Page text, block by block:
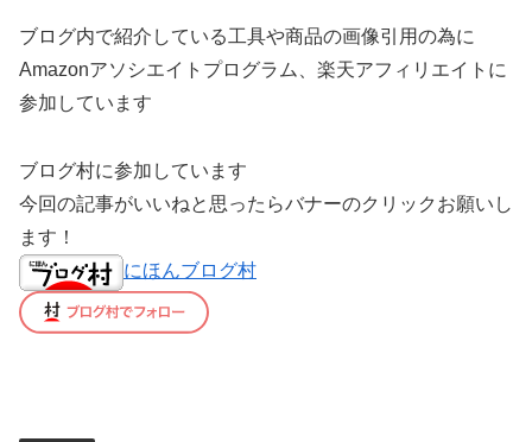
ブログ内で紹介している工具や商品の画像引用の為に
Amazonアソシエイトプログラム、楽天アフィリエイトに
参加しています
ブログ村に参加しています
今回の記事がいいねと思ったらバナーのクリックお願いし
ます！
にほんブログ村